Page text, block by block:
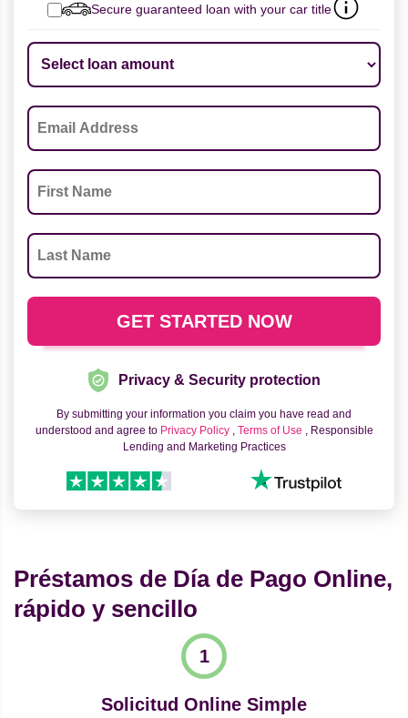
Secure guaranteed loan with your car title
Privacy & Security protection
By submitting your information you claim you have read and
understood and agree to Privacy Policy , Terms of Use , Responsible
Lending and Marketing Practices
Préstamos de Día de Pago Online,
rápido y sencillo
Solicitud Online Simple